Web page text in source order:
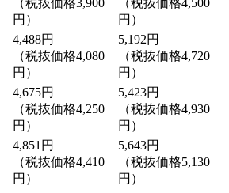
（税抜価格3,900
円）
（税抜価格4,500
円）
4,488円
（税抜価格4,080
円）
5,192円
（税抜価格4,720
円）
4,675円
（税抜価格4,250
円）
5,423円
（税抜価格4,930
円）
4,851円
（税抜価格4,410
円）
5,643円
（税抜価格5,130
円）